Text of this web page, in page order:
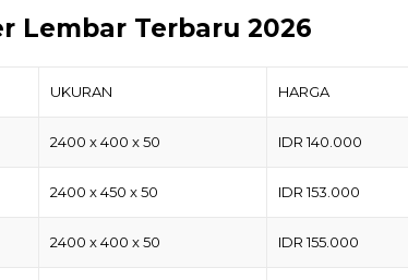
Lembar Terbaru 2026
UKURAN HARGA
2400 x 400 x 50 IDR 140.000
2400 x 450 x 50 IDR 153.000
2400 x 400 x 50 IDR 155.000